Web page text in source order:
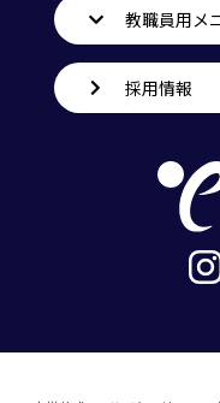
教職員用メ
採用情報